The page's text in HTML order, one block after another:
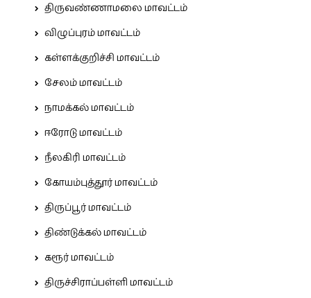
திருவண்ணாமலை மாவட்டம்
விழுப்புரம் மாவட்டம்
கள்ளக்குறிச்சி மாவட்டம்
சேலம் மாவட்டம்
நாமக்கல் மாவட்டம்
ஈரோடு மாவட்டம்
நீலகிரி மாவட்டம்
கோயம்புத்தூர் மாவட்டம்
திருப்பூர் மாவட்டம்
திண்டுக்கல் மாவட்டம்
கரூர் மாவட்டம்
திருச்சிராப்பள்ளி மாவட்டம்